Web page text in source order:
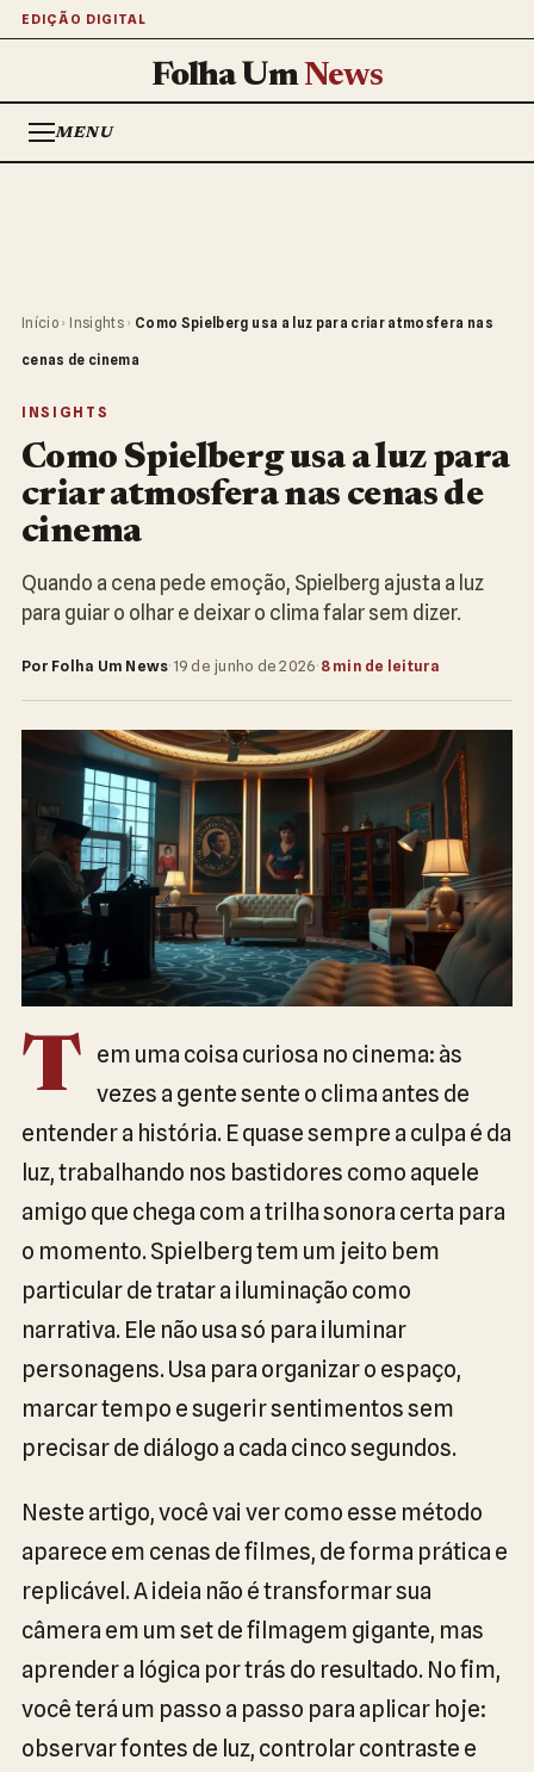
EDIÇÃO DIGITAL
Folha UmNews
MENU
Início › Insights › Como Spielberg usa a luz para criar atmosfera nas
cenas de cinema
INSIGHTS
Como Spielberg usa a luz para
criar atmosfera nas cenas de
cinema
Quando a cena pede emoção, Spielberg ajusta a luz
para guiar o olhar e deixar o clima falar sem dizer.
Por Folha Um News· 19 de junho de 2026· 8 min de leitura
T
em uma coisa curiosa no cinema: às
vezes a gente sente o clima antes de
entender a história. E quase sempre a culpa é da
luz, trabalhando nos bastidores como aquele
amigo que chega com a trilha sonora certa para
o momento. Spielberg tem um jeito bem
particular de tratar a iluminação como
narrativa. Ele não usa só para iluminar
personagens. Usa para organizar o espaço,
marcar tempo e sugerir sentimentos sem
precisar de diálogo a cada cinco segundos.
Neste artigo, você vai ver como esse método
aparece em cenas de filmes, de forma prática e
replicável. A ideia não é transformar sua
câmera em um set de filmagem gigante, mas
aprender a lógica por trás do resultado. No fim,
você terá um passo a passo para aplicar hoje:
observar fontes de luz, controlar contraste e